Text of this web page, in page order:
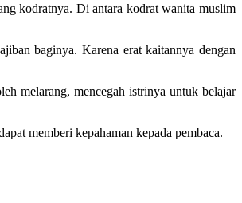
kodratnya. Di antara kodrat wanita muslim
baginya. Karena erat kaitannya dengan
melarang, mencegah istrinya untuk belajar
memberi kepahaman kepada pembaca.